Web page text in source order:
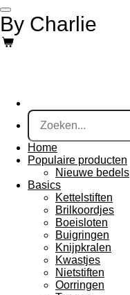
Ga
direct
naar
de
By Charlie
Home
Populaire producten
Nieuwe bedels
Basics
Kettelstiften
Brilkoordjes
Boeisloten
Buigringen
Knijpkralen
Kwastjes
Nietstiften
Oorringen